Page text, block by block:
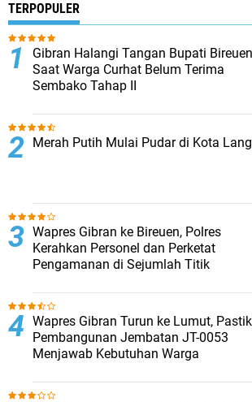
TERPOPULER
Gibran Halangi Tangan Bupati Bireuen
Saat Warga Curhat Belum Terima
Sembako Tahap II
Merah Putih Mulai Pudar di Kota
Wapres Gibran ke Bireuen, Polres
Kerahkan Personel dan Perketat
Pengamanan di Sejumlah Titik
Wapres Gibran Turun ke Lumut,
Pembangunan Jembatan JT-0053
Menjawab Kebutuhan Warga